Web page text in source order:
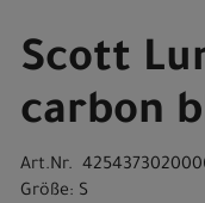
Scott
carbon
Art.Nr.
Größe: S